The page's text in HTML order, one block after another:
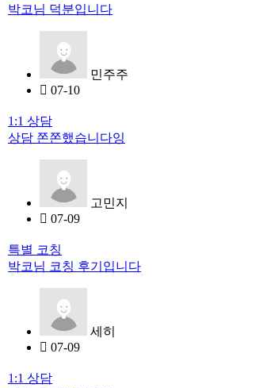
박코님 덕분입니다
민주주
07-10
1:1 상담
상담 쫀쫀했습니다잉
고민지
07-09
특별 코칭
박코님 코칭 후기입니다
세히
07-09
1:1 상담